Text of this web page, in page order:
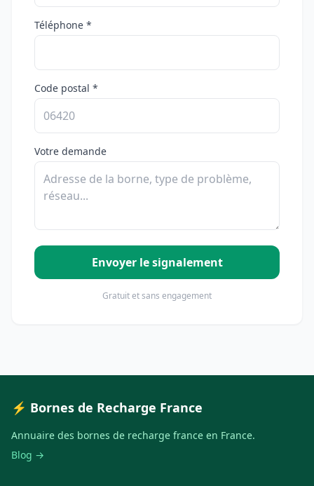
Téléphone *
Code postal *
Votre demande
Envoyer le signalement
Gratuit et sans engagement
⚡ Bornes de Recharge France
Annuaire des bornes de recharge france en France.
Blog →